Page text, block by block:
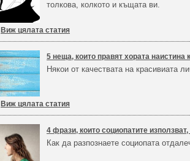
толкова, колкото и къщата ви.
Виж цялата статия
5 неща, които правят хората наистина
Някои от качествата на красивиата
Виж цялата статия
4 фрази, които социопатите
Как да разпознаете социопата